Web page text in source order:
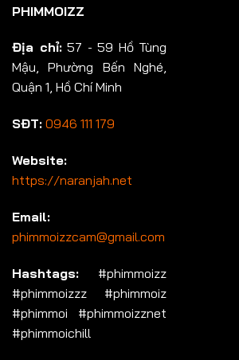
PHIMMOIZZ
Địa chỉ:57 - 59 Hồ Tùng
Mậu, Phường Bến Nghé,
Quận 1, Hồ Chí Minh
SĐT: 0946 111 179
Website:
https://naranjah.net
Email:
phimmoizzcam@gmail.com
Hashtags: #phimmoizz
#phimmoizzz #phimmoiz
#phimmoi #phimmoizznet
#phimmoichill